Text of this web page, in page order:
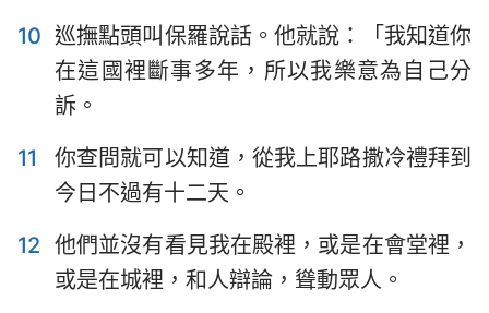
10 巡撫點頭叫保羅說話。他就說：「我知道你
在這國裡斷事多年，所以我樂意為自己分
訴。
11
你查問就可以知道，從我上耶路撒冷禮拜到
今日不過有十二天。
12 他們並沒有看見我在殿裡，或是在會堂裡，
或是在城裡，和人辯論，聳動眾人。